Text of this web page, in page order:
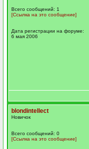
Всего сообщений: 1
[Ссылка на это сообщение]
Дата регистрации на форуме:
6 мая 2006
blondintellect
Новичок
Всего сообщений: 0
[Ссылка на это сообщение]